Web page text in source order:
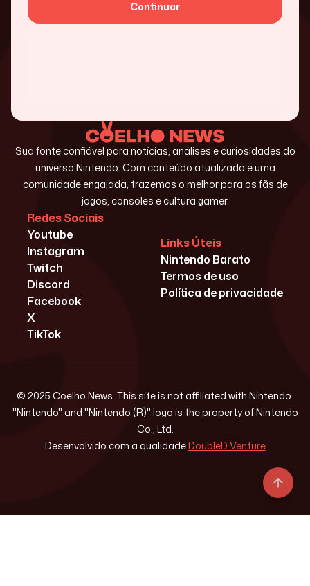
Continuar
Sua fonte confiável para notícias, análises e curiosidades do
universo Nintendo. Com conteúdo atualizado e uma
comunidade engajada, trazemos o melhor para os fãs de
jogos, consoles e cultura gamer.
Redes Sociais
Youtube
Instagram
Twitch
Discord
Facebook
X
TikTok
Links Úteis
Nintendo Barato
Termos de uso
Política de privacidade
© 2025 Coelho News. This site is not affiliated with Nintendo.
"Nintendo" and "Nintendo (R)" logo is the property of Nintendo
Co., Ltd.
Desenvolvido com a qualidadeDoubleD Venture